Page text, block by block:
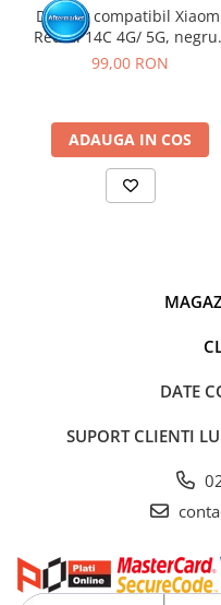
Display compatibil
Redmi 14C 4G/ 5G, negru
cu Rama
99,00 RON
ADAUGA IN COS
DATE
SUPORT CLIENTI